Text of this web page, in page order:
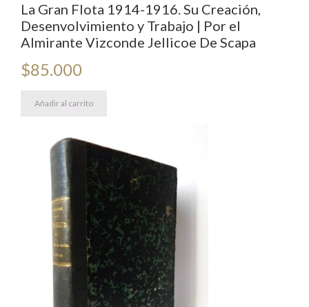
La Gran Flota 1914-1916. Su Creación,
Desenvolvimiento y Trabajo | Por el
Almirante Vizconde Jellicoe De Scapa
$85.000
Añadir al carrito